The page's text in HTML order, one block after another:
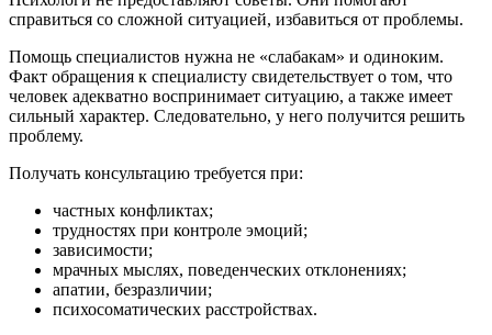
справиться со сложной ситуацией, избавиться от проблемы.
Помощь специалистов нужна не «слабакам» и одиноким.
Факт обращения к специалисту свидетельствует о том, что
человек адекватно воспринимает ситуацию, а также имеет
сильный характер. Следовательно, у него получится решить
проблему.
Получать консультацию требуется при:
частных конфликтах;
трудностях при контроле эмоций;
зависимости;
мрачных мыслях, поведенческих отклонениях;
апатии, безразличии;
психосоматических расстройствах.